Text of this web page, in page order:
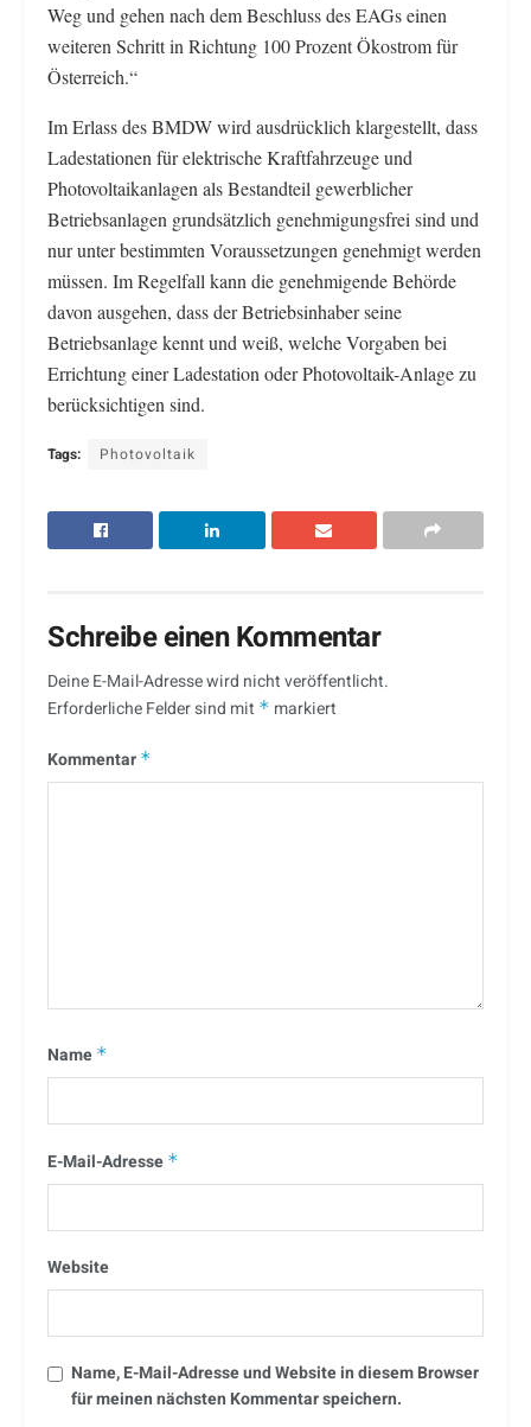
Weg und gehen nach dem Beschluss des EAGs einen
weiteren Schritt in Richtung 100 Prozent Ökostrom für
Österreich.“
Im Erlass des BMDW wird ausdrücklich klargestellt, dass
Ladestationen für elektrische Kraftfahrzeuge und
Photovoltaikanlagen als Bestandteil gewerblicher
Betriebsanlagen grundsätzlich genehmigungsfrei sind und
nur unter bestimmten Voraussetzungen genehmigt werden
müssen. Im Regelfall kann die genehmigende Behörde
davon ausgehen, dass der Betriebsinhaber seine
Betriebsanlage kennt und weiß, welche Vorgaben bei
Errichtung einer Ladestation oder Photovoltaik-Anlage zu
berücksichtigen sind.
Tags: Photovoltaik
Schreibe einen Kommentar
Deine E-Mail-Adresse wird nicht veröffentlicht.
Erforderliche Felder sind mit * markiert
Kommentar *
Name *
E-Mail-Adresse *
Website
Name, E-Mail-Adresse und Website in diesem Browser
für meinen nächsten Kommentar speichern.